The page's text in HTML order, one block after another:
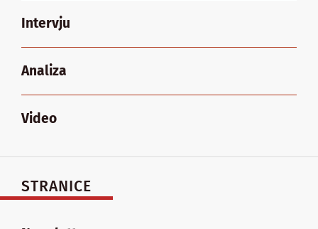
Intervju
Analiza
Video
STRANICE